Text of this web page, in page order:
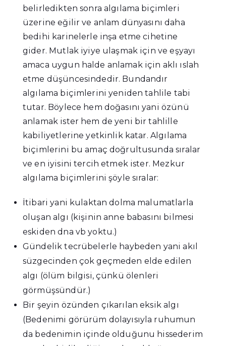
belirledikten sonra algılama biçimleri
üzerine eğilir ve anlam dünyasını daha
bedihi karinelerle inşa etme cihetine
gider. Mutlak iyiye ulaşmak için ve eşyayı
amaca uygun halde anlamak için aklı ıslah
etme düşüncesindedir. Bundandır
algılama biçimlerini yeniden tahlile tabi
tutar. Böylece hem doğasını yani özünü
anlamak ister hem de yeni bir tahlille
kabiliyetlerine yetkinlik katar. Algılama
biçimlerini bu amaç doğrultusunda sıralar
ve en iyisini tercih etmek ister. Mezkur
algılama biçimlerini şöyle sıralar:
İtibari yani kulaktan dolma malumatlarla
oluşan algı (kişinin anne babasını bilmesi
eskiden dna vb yoktu.)
Gündelik tecrübelerle haybeden yani akıl
süzgecinden çok geçmeden elde edilen
algı (ölüm bilgisi, çünkü ölenleri
görmüşsündür.)
Bir şeyin özünden çıkarılan eksik algı
(Bedenimi görürüm dolayısıyla ruhumun
da bedenimin içinde olduğunu hissederim